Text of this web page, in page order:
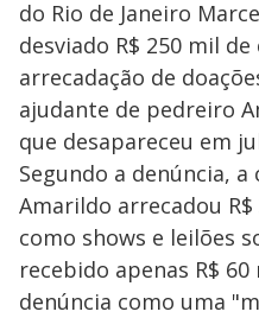
do Rio de Janeiro
desviado R$ 250 mil
arrecadação de
ajudante de pedreiro
que desapareceu em
Segundo a denúncia,
Amarildo arrecadou
como shows e leilões
recebido apenas R$
denúncia como uma